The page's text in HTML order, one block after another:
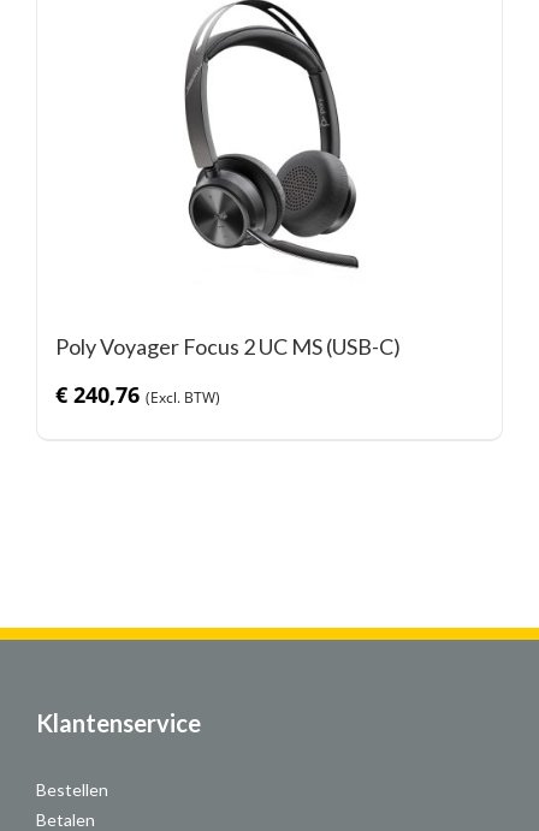
Poly Voyager Focus 2 UC MS (USB-C)
€ 240,76
Klantenservice
Bestellen
Betalen